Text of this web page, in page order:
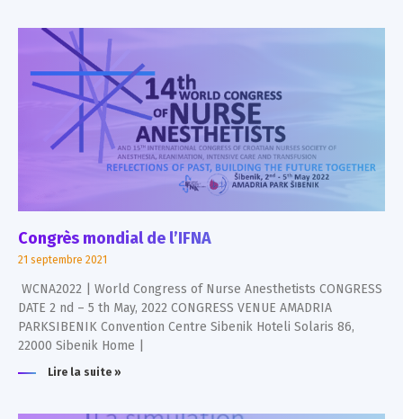
Congrès mondial de l’IFNA
21 septembre 2021
WCNA2022 | World Congress of Nurse Anesthetists CONGRESS
DATE 2 nd – 5 th May, 2022 CONGRESS VENUE AMADRIA
PARKSIBENIK Convention Centre Sibenik Hoteli Solaris 86,
22000 Sibenik Home |
Lire la suite »